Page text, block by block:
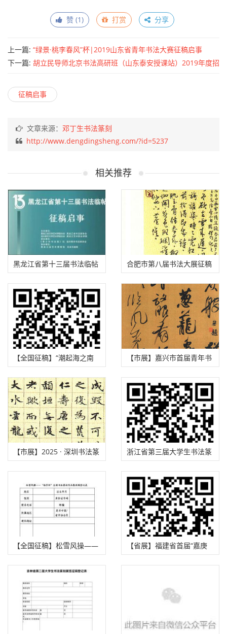
赞 (1) 打赏 分享
上一篇: “绿景·桃李春风”杯|2019山东省青年书法大赛征稿启事
（2019年9月30日截稿）
下一篇: 胡立民导师北京书法高研班（山东泰安授课站）2019年度招
征稿启事
文章来源： 邓丁生书法篆刻
http://www.dengdingsheng.com/?id=5237
相关推荐
黑龙江省第十三届书法临帖
展征稿启事（2025年8月31
日截稿）
合肥市第八届书法大展征稿
启事（2025年9月20日截
稿）
【全国征稿】“潮起海之南
奋楫自贸港”全国书法作品
展览征稿启事（2025年8月
13日截稿）
【市展】嘉兴市首届青年书
法大展征稿启事（2025年 9
月10日截稿）
【市展】2025 · 深圳书法篆
刻年度展征稿启事（2025年
8月15日截稿）
浙江省第三届大学生书法篆
刻大赛征稿启事（2025年9
月25日截稿）
【全国征稿】松雪风操——
杨孚杯全国书法篆刻作品展
征稿启事（2025年9月20日
截稿）
【省展】福建省首届“嘉庚
杯”书法作品展征稿启事